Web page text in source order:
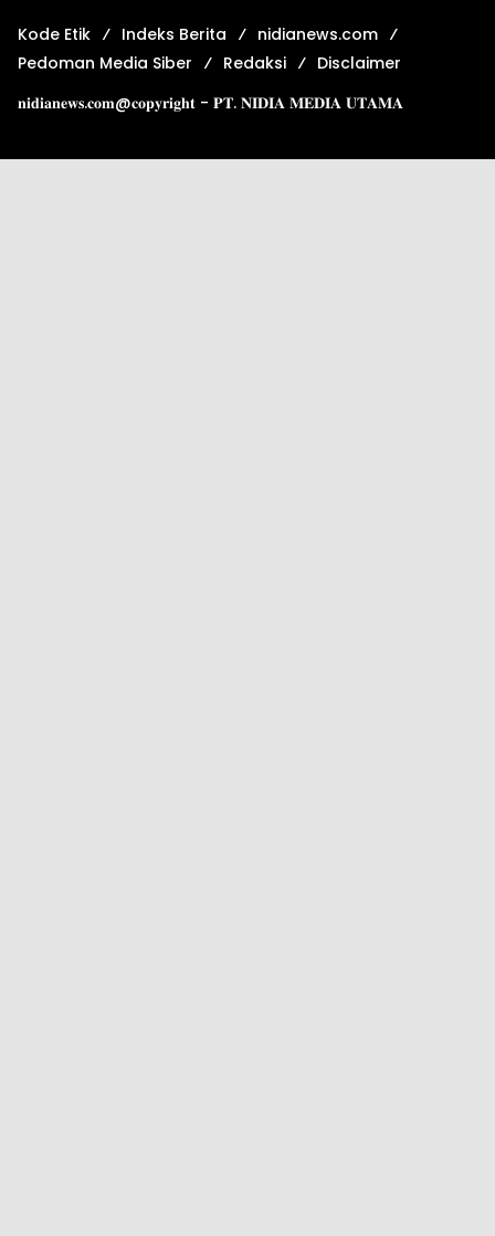
Kode Etik Indeks Berita
nidianews.com
Pedoman Media Siber
Redaksi
Disclaimer
𝐧𝐢𝐝𝐢𝐚𝐧𝐞𝐰𝐬.𝐜𝐨𝐦@𝐜𝐨𝐩𝐲𝐫𝐢𝐠𝐡𝐭 - 𝐏𝐓. 𝐍𝐈𝐃𝐈𝐀 𝐌𝐄𝐃𝐈𝐀 𝐔𝐓𝐀𝐌𝐀